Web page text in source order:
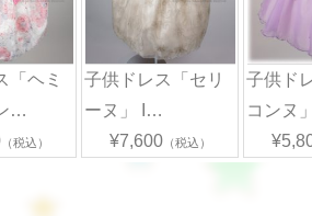
「ヘミ
…
（税込）
子供ドレス「セリ
ーヌ」 I…
¥7,600（税込）
子供ド
コンヌ